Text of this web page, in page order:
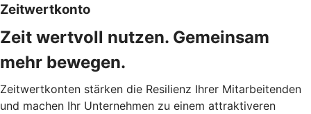
Zeitwertkonto
Zeit wertvoll nutzen. Gemeinsam
mehr bewegen.
Zeitwertkonten stärken die Resilienz Ihrer Mitarbeitenden
und machen Ihr Unternehmen zu einem attraktiveren